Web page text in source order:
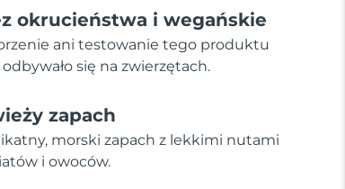
okrucieństwa i wegańskie
ani testowanie tego produktu
się na zwierzętach.
zapach
morski zapach z lekkimi nutami
i owoców.